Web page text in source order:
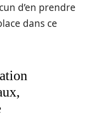
d’en prendre
dans ce